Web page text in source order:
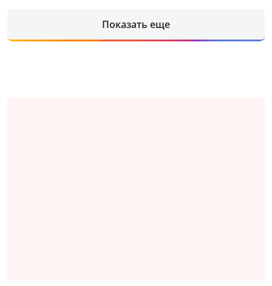
Показать еще